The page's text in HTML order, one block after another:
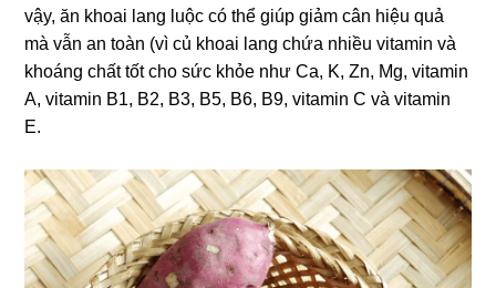
vậy, ăn khoai lang luộc có thể giúp giảm cân hiệu quả
mà vẫn an toàn (vì củ khoai lang chứa nhiều vitamin và
khoáng chất tốt cho sức khỏe như Ca, K, Zn, Mg, vitamin
A, vitamin B1, B2, B3, B5, B6, B9, vitamin C và vitamin
E.